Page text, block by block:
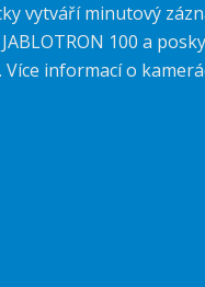
vytváří minutový
100 a
informací o